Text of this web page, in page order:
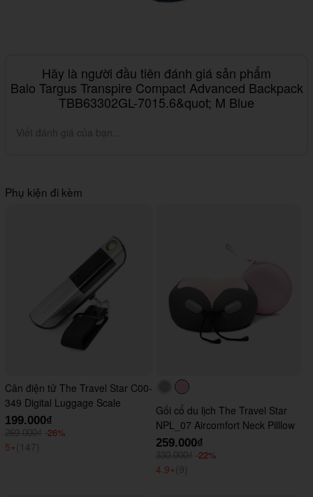
Hãy là người đầu tiên đánh giá sản phẩm
Balo Targus Transpire Compact Advanced Backpack
TBB63302GL-7015.6&quot; M Blue
Viết đánh giá của bạn...
Phụ kiện đi kèm
Cân điện tử The Travel Star C00-
349 Digital Luggage Scale
199.000₫
269.000₫ -26%
5⭑ (147)
#acacac#ffc0cb
Gối cổ du lịch The Travel Star
NPL_07 Aircomfort Neck Pilllow
259.000₫
330.000₫ -22%
4.9⭑ (9)